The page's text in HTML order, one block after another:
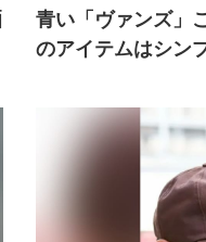
青い「ヴァンズ」
のアイテムはシン